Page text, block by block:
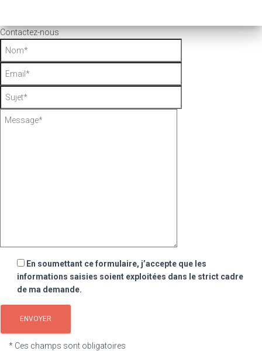
Contactez-nous
En soumettant ce formulaire, j’accepte que les
informations saisies soient exploitées dans le strict cadre
de ma demande.
* Ces champs sont obligatoires